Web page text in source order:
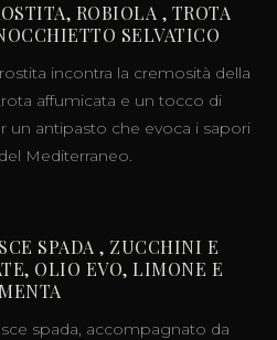
ROBIOLA , TROTA
SELVATICO
incontra la cremosità della
affumicata e un tocco di
un antipasto che evoca i sapori
Mediterraneo.
SPADA , ZUCCHINI E
OLIO EVO, LIMONE E
MENTA
spada, accompagnato da